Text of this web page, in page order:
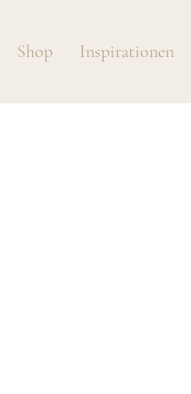
Shop Inspirationen